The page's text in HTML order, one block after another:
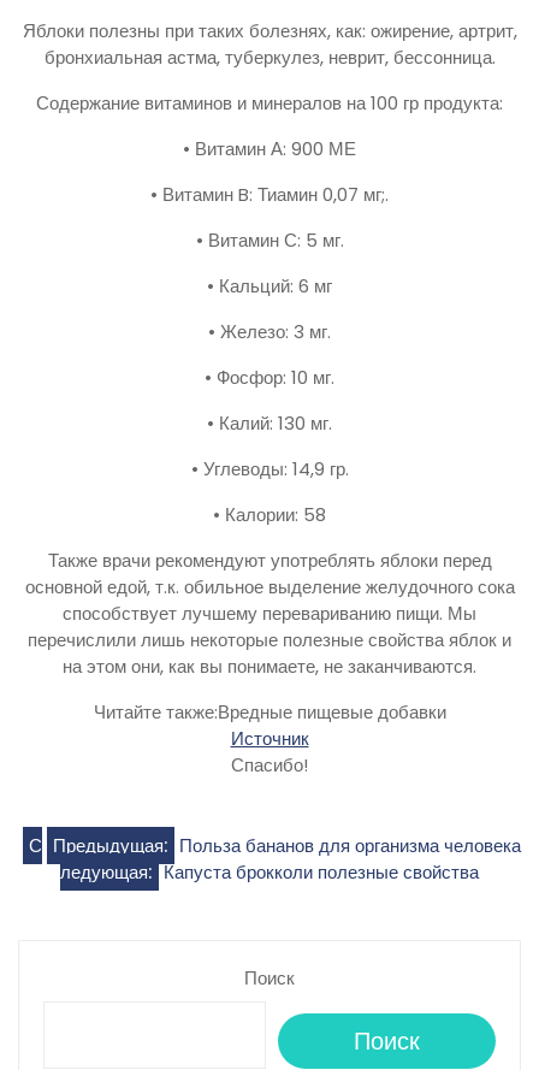
Яблоки полезны при таких болезнях, как: ожирение, артрит,
бронхиальная астма, туберкулез, неврит, бессонница.
Содержание витаминов и минералов на 100 гр продукта:
• Витамин А: 900 МЕ
• Витамин B: Тиамин 0,07 мг;.
• Витамин С: 5 мг.
• Кальций: 6 мг
• Железо: 3 мг.
• Фосфор: 10 мг.
• Калий: 130 мг.
• Углеводы: 14,9 гр.
• Калории: 58
Также врачи рекомендуют употреблять яблоки перед
основной едой, т.к. обильное выделение желудочного сока
способствует лучшему перевариванию пищи. Мы
перечислили лишь некоторые полезные свойства яблок и
на этом они, как вы понимаете, не заканчиваются.
Читайте также:Вредные пищевые добавки
Источник
Спасибо!
Навигация
по
Предыдущая: Польза бананов для организма человека
С
ледующая: Капуста брокколи полезные свойства
Поиск
Поиск